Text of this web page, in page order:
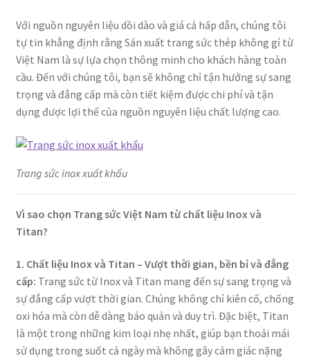
Với nguồn nguyên liệu dồi dào và giá cả hấp dẫn, chúng tôi
tự tin khẳng định rằng Sản xuất trang sức thép không gỉ từ
Việt Nam là sự lựa chọn thông minh cho khách hàng toàn
cầu. Đến với chúng tôi, bạn sẽ không chỉ tận hưởng sự sang
trọng và đẳng cấp mà còn tiết kiệm được chi phí và tận
dụng được lợi thế của nguồn nguyên liệu chất lượng cao.
Trang sức inox xuất khẩu
Vì sao chọn Trang sức Việt Nam từ chất liệu Inox và
Titan?
1. Chất liệu Inox và Titan – Vượt thời gian, bền bỉ và đẳng
cấp: Trang sức từ Inox và Titan mang đến sự sang trọng và
sự đẳng cấp vượt thời gian. Chúng không chỉ kiên cố, chống
oxi hóa mà còn dễ dàng bảo quản và duy trì. Đặc biệt, Titan
là một trong những kim loại nhẹ nhất, giúp bạn thoải mái
sử dụng trong suốt cả ngày mà không gây cảm giác nặng